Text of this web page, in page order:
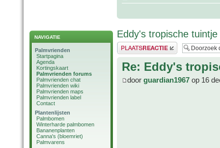
NAVIGATIE
Palmvrienden
Startpagina
Agenda
Kortingskaart
Palmvrienden forums
Palmvrienden chat
Palmvrienden wiki
Palmvrienden maps
Palmvrienden label
Contact
Plantenlijsten
Palmbomen
Winterharde palmbomen
Bananenplanten
Canna's (bloemriet)
Palmvarens
Eddy's tropische
Plaats een reactie
Re: Eddy's
door guardian1967 op 16